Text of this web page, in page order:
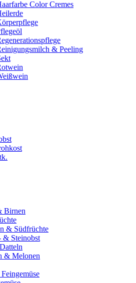
Color Cremes
& Peeling
Birnen
& Südfrüchte
& Steinobst
& Melonen